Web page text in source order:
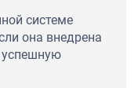
системе
она внедрена
успешную